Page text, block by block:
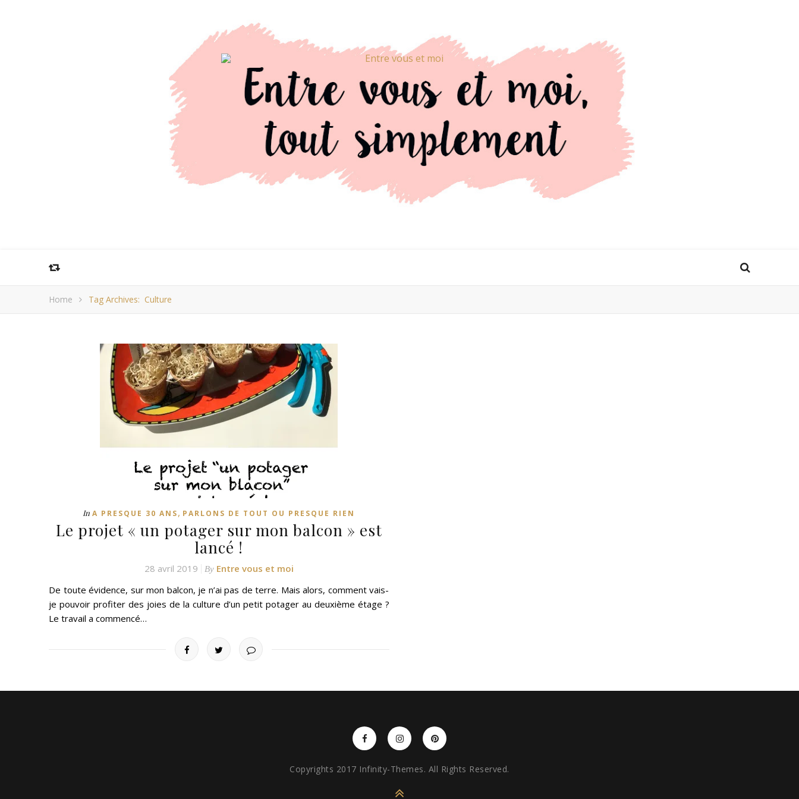
Home Tag Archives: Culture
In A PRESQUE 30 ANS, PARLONS DE TOUT OU PRESQUE RIEN
Le projet « un potager sur mon balcon » est
lancé !
28 avril 2019 By Entre vous et moi
De toute évidence, sur mon balcon, je n’ai pas de terre. Mais alors, comment vais-
je pouvoir profiter des joies de la culture d’un petit potager au deuxième étage ?
Le travail a commencé…
Copyrights 2017 Infinity-Themes. All Rights Reserved.